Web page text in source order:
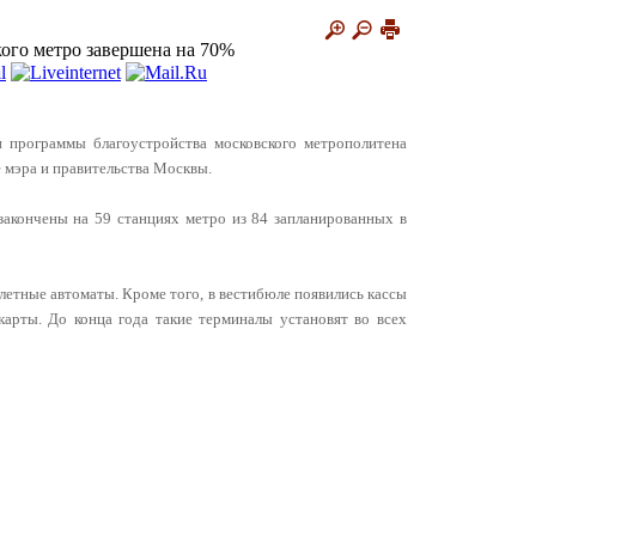
метро завершена на 70%
благоустройства московского метрополитена
и правительства Москвы.
на 59 станциях метро из 84 запланированных в
автоматы. Кроме того, в вестибюле появились кассы
До конца года такие терминалы установят во всех